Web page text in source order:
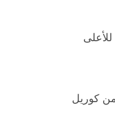
كوريل